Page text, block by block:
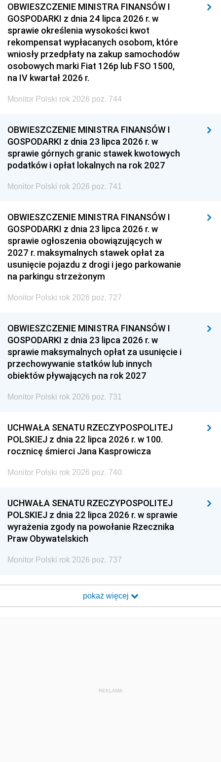
OBWIESZCZENIE MINISTRA FINANSÓW I
GOSPODARKI z dnia 24 lipca 2026 r. w
sprawie określenia wysokości kwot
rekompensat wypłacanych osobom, które
wniosły przedpłaty na zakup samochodów
osobowych marki Fiat 126p lub FSO 1500,
na IV kwartał 2026 r.
Monitor Polski rok 2026 poz. 744
OBWIESZCZENIE MINISTRA FINANSÓW I
GOSPODARKI z dnia 23 lipca 2026 r. w
sprawie górnych granic stawek kwotowych
podatków i opłat lokalnych na rok 2027
Monitor Polski rok 2026 poz. 741
OBWIESZCZENIE MINISTRA FINANSÓW I
GOSPODARKI z dnia 23 lipca 2026 r. w
sprawie ogłoszenia obowiązujących w
2027 r. maksymalnych stawek opłat za
usunięcie pojazdu z drogi i jego parkowanie
na parkingu strzeżonym
Monitor Polski rok 2026 poz. 727
OBWIESZCZENIE MINISTRA FINANSÓW I
GOSPODARKI z dnia 23 lipca 2026 r. w
sprawie maksymalnych opłat za usunięcie i
przechowywanie statków lub innych
obiektów pływających na rok 2027
Monitor Polski rok 2026 poz. 731
UCHWAŁA SENATU RZECZYPOSPOLITEJ
POLSKIEJ z dnia 22 lipca 2026 r. w 100.
rocznicę śmierci Jana Kasprowicza
Monitor Polski rok 2026 poz. 740
UCHWAŁA SENATU RZECZYPOSPOLITEJ
POLSKIEJ z dnia 22 lipca 2026 r. w sprawie
wyrażenia zgody na powołanie Rzecznika
Praw Obywatelskich
Monitor Polski rok 2026 poz. 737
pokaż więcej
REKLAMA